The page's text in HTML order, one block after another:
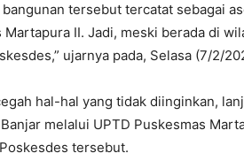
bangunan tersebut tercatat sebagai
Martapura II. Jadi, meski berada di
ujarnya pada, Selasa (7/2/
hal-hal yang tidak diinginkan,
melalui UPTD Puskesmas
tersebut.